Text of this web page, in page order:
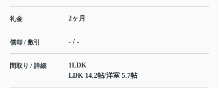
礼金 2ヶ月
償却 / 敷引 - / -
間取り / 詳細
1LDK
LDK 14.2帖/洋室 5.7帖